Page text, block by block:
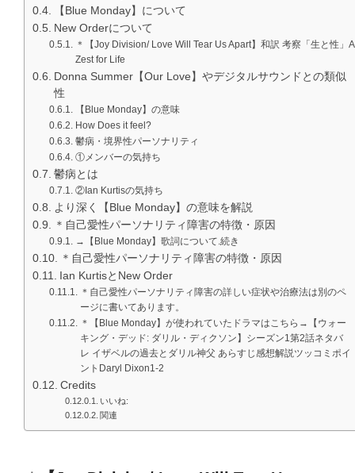
【Blue Monday】について
New Orderについて
＊【Joy Division/ Love Will Tear Us Apart】和訳 考察「生と性」A
Zest for Life
Donna Summer【Our Love】やデジタルサウンドとの類似
性
【Blue Monday】の意味
How Does it feel?
鬱病・境界性パーソナリティ
①メンバーの気持ち
鬱病とは
②Ian Kurtisの気持ち
より深く【Blue Monday】の意味を解説
＊自己愛性パーソナリティ障害の特徴・原因
→【Blue Monday】歌詞について.続き
＊自己愛性パーソナリティ障害の特徴・原因
Ian KurtisとNew Order
＊自己愛性パーソナリティ障害の詳しい症状や治療法は別のペ
ージに書いてあります。
＊【Blue Monday】が使われていたドラマはこちら→【ウォー
キング・デッド: ダリル・ディクソン】シーズン1第2話ネタバ
レ イザベルの過去とダリル神父 あらすじ感想解説ツッコミポイ
ントDaryl Dixon1-2
Credits
いいね:
関連